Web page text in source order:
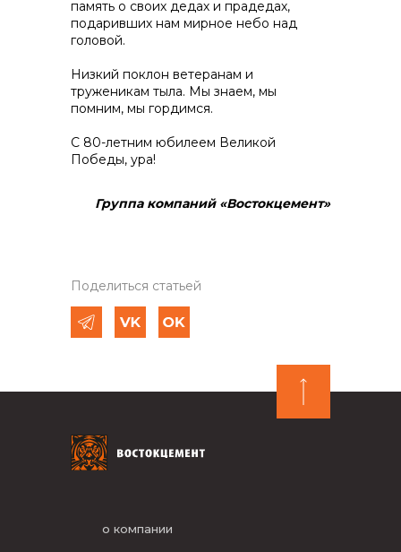
info@vostokcement.ru
память о своих дедах и прадедах,
подаривших нам мирное небо над
головой.
Низкий поклон ветеранам и
труженикам тыла. Мы знаем, мы
помним, мы гордимся.
С 80-летним юбилеем Великой
Победы, ура!
Группа компаний «Востокцемент»
Поделиться статьей
о компании